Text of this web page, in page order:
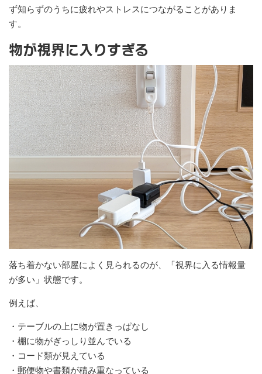
ず知らずのうちに疲れやストレスにつながることがありま
す。
物が視界に入りすぎる
落ち着かない部屋によく見られるのが、「視界に入る情報量
が多い」状態です。
例えば、
・テーブルの上に物が置きっぱなし
・棚に物がぎっしり並んでいる
・コード類が見えている
・郵便物や書類が積み重なっている